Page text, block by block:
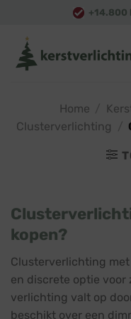
content
+14.800
Home
Clusterverlichting
kopen?
Clusterverlichting
en discrete optie voor
verlichting valt op
beschikt over een